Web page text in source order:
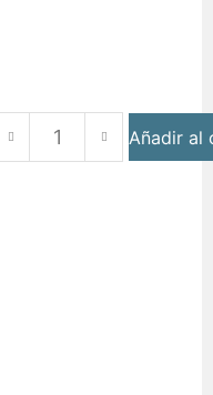
Añadir al